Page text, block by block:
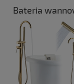
Bateria